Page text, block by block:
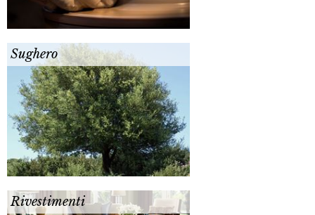
Sughero
Rivestimenti